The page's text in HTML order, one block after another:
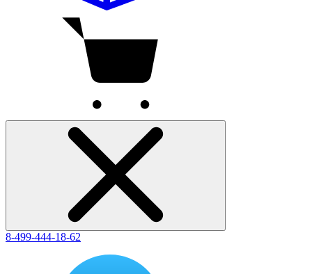
8-499-444-18-62